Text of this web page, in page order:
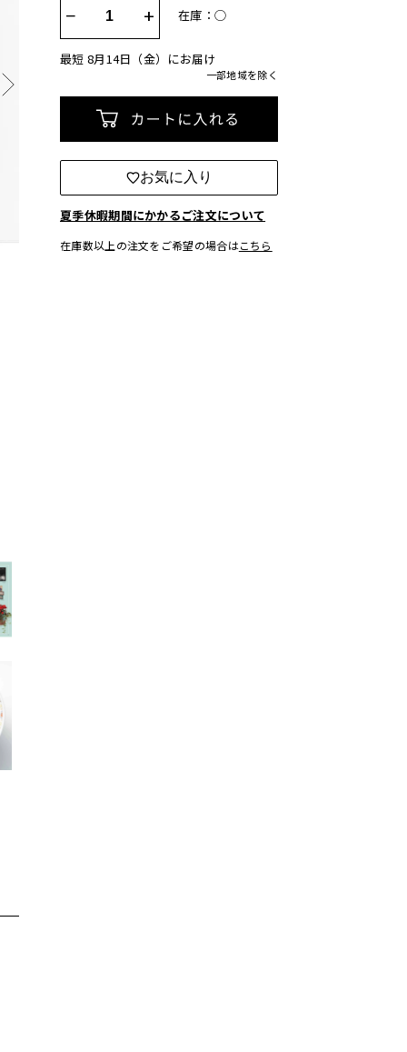
− + 在庫：◯
最短 8月14日（金）にお届け
一部地域を除く
お気に入り
夏季休暇期間にかかるご注文について
在庫数以上の注文をご希望の場合はこちら